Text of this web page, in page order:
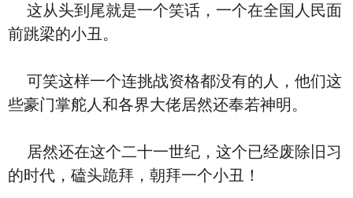
这从头到尾就是一个笑话，一个在全国人民面
前跳梁的小丑。
可笑这样一个连挑战资格都没有的人，他们这
些豪门掌舵人和各界大佬居然还奉若神明。
居然还在这个二十一世纪，这个已经废除旧习
的时代，磕头跪拜，朝拜一个小丑！